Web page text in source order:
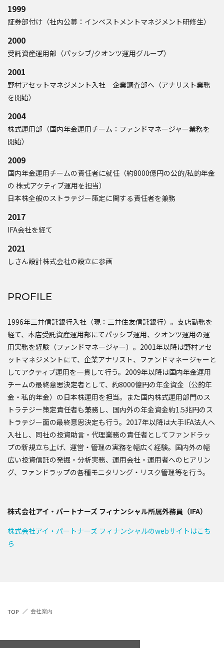
1999
証券部付け（社内公募：インベストメントマネジメント研修生）
2000
受託資産運用部（パッシブ/クオンツ運用グループ）
2001
野村アセットマネジメント入社 企業調査部へ（アナリスト業務
を開始）
2004
株式運用部（国内年金運用チーム：ファンドマネージャー業務を
開始）
2009
国内年金運用チームの責任者に就任（約8000億円の公的/私的年金
の 株式アクティブ運用を担当）
日本株全般のストラテジー策定に関する責任者を兼務
2017
IFA会社を経て
2021
しさん設計株式会社の設立に参画
PROFILE
1996年三井信託銀行入社（現：三井住友信託銀行）。支店勤務を
経て、本店受託資産運用部にてパッシブ運用、クオンツ運用の運
用実務を経験（ファンドマネージャー）。2001年以降は野村アセ
ットマネジメントにて、企業アナリスト、ファンドマネージャーと
してアクティブ運用を一貫して行う。2009年以降は国内年金運用
チームの最終意思決定者として、約8000億円の年金資金（公的年
金・私的年金）の日本株運用を担当。また国内株式運用部門のス
トラテジー策定責任者も兼務し、国内外の年金資金約1.5兆円のス
トラテジー面の最終意思決定も行う。2017年以降は大手IFA法人へ
入社し、同社の投資助言・代理業務の責任者としてファンドラッ
プの新規立ち上げ、運営・管理の実務を幅広く経験。国内外の幅
広い投資信託の発掘・分析実務、運用会社・運用者へのヒアリン
グ、ファンドラップの各種モニタリング・リスク管理等を行う。
株式会社アイ・パートナーズ フィナンシャル所属外務員（IFA）
株式会社アイ・パートナーズ フィナンシャルのwebサイトはこち
ら
TOP 会社案内